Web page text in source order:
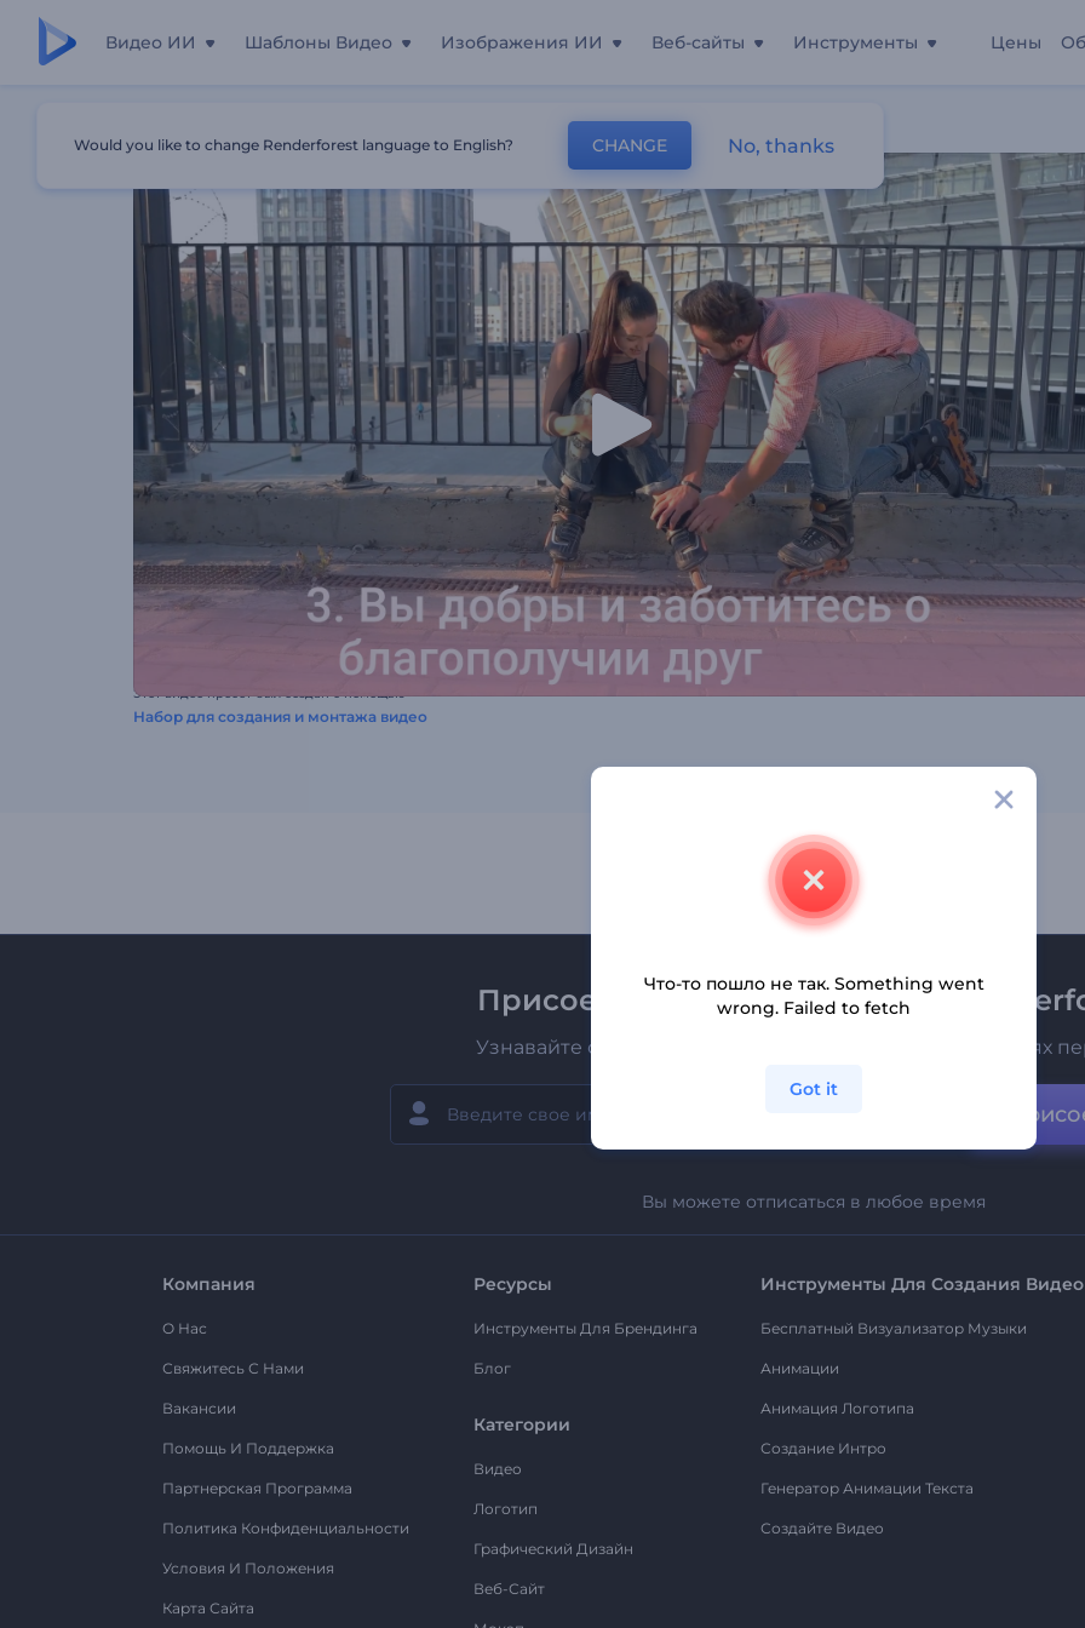
Видео ИИ Шаблоны Видео Изображения ИИ Веб-сайты Инструменты Цены
7 Признаков Того, Что Вы Нашли Свою Любовь
Этот видео пресет был создан с помощью
Набор для создания и монтажа видео
Присоединяйтесь к рассылке
Узнавайте о последних новостях и новых предложениях
Вы можете отписаться в любое время
Компания
О Нас
Свяжитесь С Нами
Вакансии
Помощь И Поддержка
Партнерская Программа
Политика Конфиденциальности
Условия И Положения
Карта Сайта
Ресурсы
Инструменты Для Брендинга
Блог
Категории
Видео
Логотип
Графический Дизайн
Веб-Сайт
Инструменты Для Создания Видео
Бесплатный Визуализатор Музыки
Анимации
Анимация Логотипа
Создание Интро
Генератор Анимации Текста
Создайте Видео
Would you like to change Renderforest language to English? CHANGE No, thanks
Что-то пошло не так. Something went
wrong. Failed to fetch
Got it